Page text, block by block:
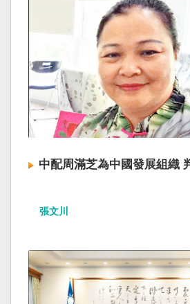
中配周滿芝為中國發展組織
張文川